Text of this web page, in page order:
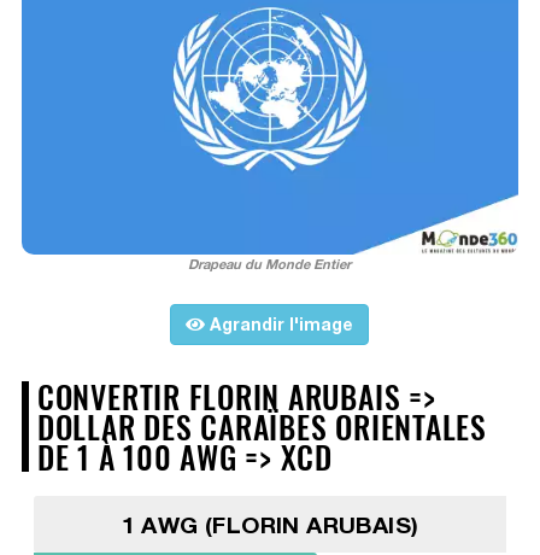
Drapeau du Monde Entier
Agrandir l'image
CONVERTIR FLORIN ARUBAIS =>
DOLLAR DES CARAÏBES ORIENTALES
DE 1 À 100 AWG => XCD
1 AWG (FLORIN ARUBAIS)